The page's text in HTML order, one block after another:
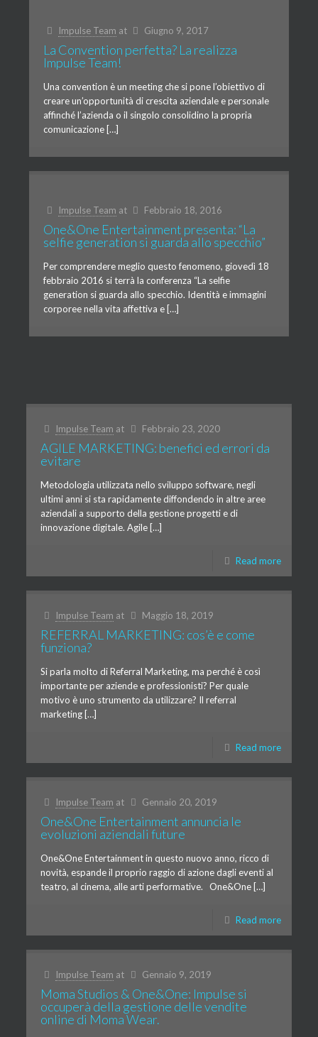
Impulse Team at Giugno 9, 2017
La Convention perfetta? La realizza
Impulse Team!
Una convention è un meeting che si pone l’obiettivo di
creare un’opportunità di crescita aziendale e personale
affinché l’azienda o il singolo consolidino la propria
comunicazione […]
Impulse Team at Febbraio 18, 2016
One&One Entertainment presenta: “La
selfie generation si guarda allo specchio”
Per comprendere meglio questo fenomeno, giovedì 18
febbraio 2016 si terrà la conferenza “La selfie
generation si guarda allo specchio. Identità e immagini
corporee nella vita affettiva e […]
Impulse Team at Febbraio 23, 2020
AGILE MARKETING: benefici ed errori da
evitare
Metodologia utilizzata nello sviluppo software, negli
ultimi anni si sta rapidamente diffondendo in altre aree
aziendali a supporto della gestione progetti e di
innovazione digitale. Agile […]
Read more
Impulse Team at Maggio 18, 2019
REFERRAL MARKETING: cos’è e come
funziona?
Si parla molto di Referral Marketing, ma perché è così
importante per aziende e professionisti? Per quale
motivo è uno strumento da utilizzare? Il referral
marketing […]
Read more
Impulse Team at Gennaio 20, 2019
One&One Entertainment annuncia le
evoluzioni aziendali future
One&One Entertainment in questo nuovo anno, ricco di
novità, espande il proprio raggio di azione dagli eventi al
teatro, al cinema, alle arti performative. One&One […]
Read more
Impulse Team at Gennaio 9, 2019
Moma Studios & One&One: Impulse si
occuperà della gestione delle vendite
online di Moma Wear.